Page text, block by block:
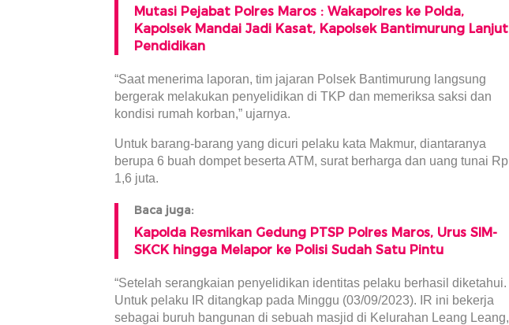
Mutasi Pejabat Polres Maros : Wakapolres ke Polda,
Kapolsek Mandai Jadi Kasat, Kapolsek Bantimurung Lanjut
Pendidikan
“Saat menerima laporan, tim jajaran Polsek Bantimurung langsung
bergerak melakukan penyelidikan di TKP dan memeriksa saksi dan
kondisi rumah korban,” ujarnya.
Untuk barang-barang yang dicuri pelaku kata Makmur, diantaranya
berupa 6 buah dompet beserta ATM, surat berharga dan uang tunai Rp
1,6 juta.
Baca juga:
Kapolda Resmikan Gedung PTSP Polres Maros, Urus SIM-
SKCK hingga Melapor ke Polisi Sudah Satu Pintu
“Setelah serangkaian penyelidikan identitas pelaku berhasil diketahui.
Untuk pelaku IR ditangkap pada Minggu (03/09/2023). IR ini bekerja
sebagai buruh bangunan di sebuah masjid di Kelurahan Leang Leang,